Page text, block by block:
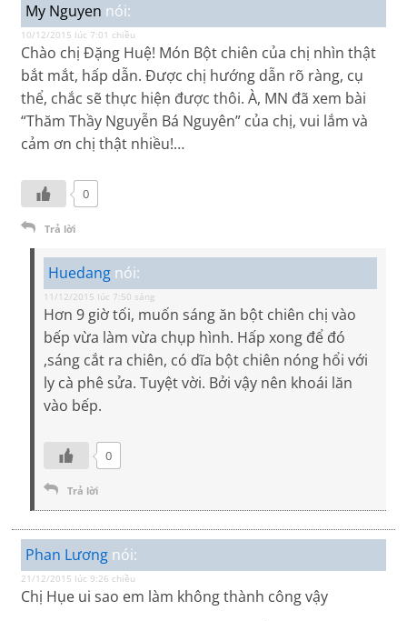
My Nguyen nói:
10/12/2015 lúc 7:01 chiều
Chào chị Đặng Huệ! Món Bột chiên của chị nhìn thật
bắt mắt, hấp dẫn. Được chị hướng dẫn rõ ràng, cụ
thể, chắc sẽ thực hiện được thôi. À, MN đã xem bài
“Thăm Thầy Nguyễn Bá Nguyên” của chị, vui lắm và
cảm ơn chị thật nhiều!…
0
Trả lời
Huedang nói:
11/12/2015 lúc 7:50 sáng
Hơn 9 giờ tối, muốn sáng ăn bột chiên chị vào
bếp vừa làm vừa chụp hình. Hấp xong để đó
,sáng cắt ra chiên, có dĩa bột chiên nóng hổi với
ly cà phê sửa. Tuyệt vời. Bởi vậy nên khoái lăn
vào bếp.
0
Trả lời
Phan Lương nói:
21/12/2015 lúc 9:26 chiều
Chị Hụe ui sao em làm không thành công vậy